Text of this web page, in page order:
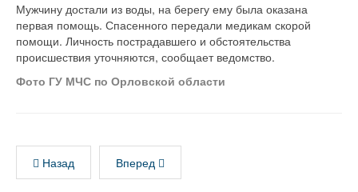
Мужчину достали из воды, на берегу ему была оказана
первая помощь. Спасенного передали медикам скорой
помощи. Личность пострадавшего и обстоятельства
происшествия уточняются, сообщает ведомство.
Фото ГУ МЧС по Орловской области
Назад Вперед